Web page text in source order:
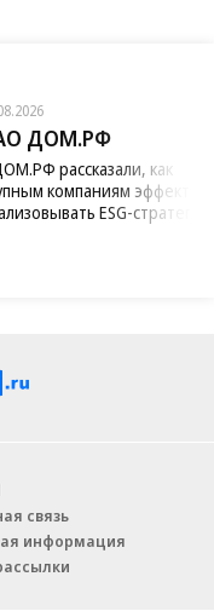
ДОМ.РФ
рассказали, как
компаниям
ESG-стратегию
связь
информация